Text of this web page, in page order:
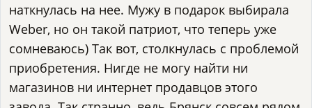
наткнулась на нее. Мужу в подарок выбирала
Weber, но он такой патриот, что теперь уже
сомневаюсь) Так вот, столкнулась с проблемой
приобретения. Нигде не могу найти ни
магазинов ни интернет продавцов этого